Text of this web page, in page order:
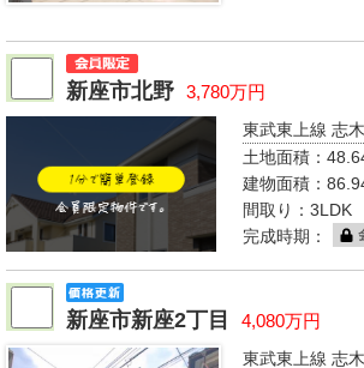
新座市北野 3,780万円
東武東上線 志
土地面積：
建物面積：
間取り：3LDK
完成時期：
新座市新座2丁目 4,080万円
東武東上線 志